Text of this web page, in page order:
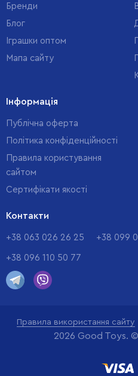
Бренди
Блог
Іграшки оптом
Мапа сайту
Інформація
Публічна оферта
Політика конфіденційності
Правила користування
сайтом
Cертифікати якості
Контакти
+38 063 026 26 25 +38 099
+38 096 110 50 77
Правила використання сайту
2026 Good Toys. ©